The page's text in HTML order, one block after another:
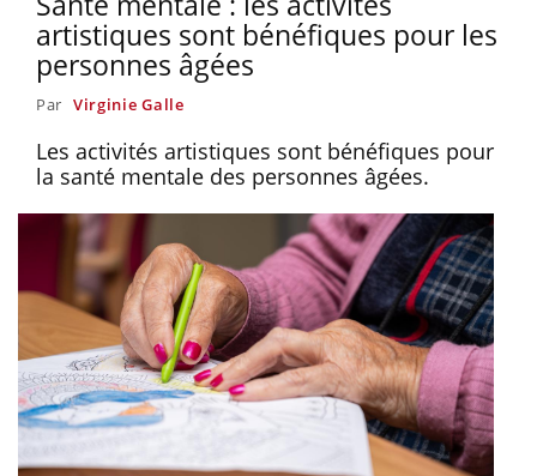
artistiques sont bénéfiques pour les
personnes âgées
Par Virginie Galle
Les activités artistiques sont bénéfiques pour
la santé mentale des personnes âgées.